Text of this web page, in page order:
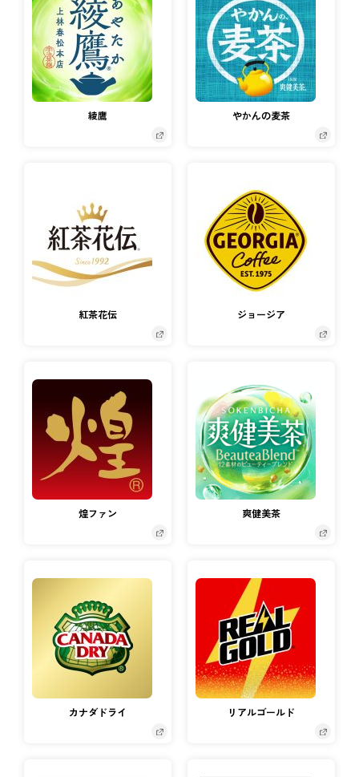
綾鷹 やかんの麦茶
紅茶花伝 ジョージア
煌ファン 爽健美茶
カナダドライ リアルゴールド